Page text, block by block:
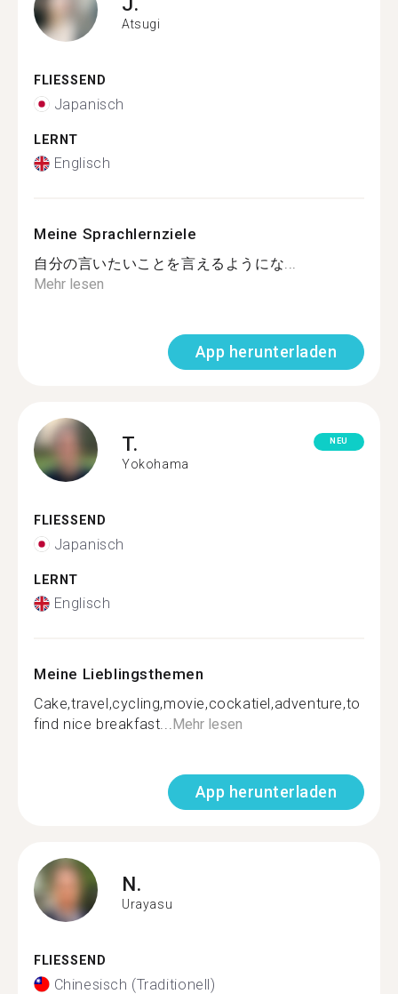
Atsugi
FLIESSEND
Japanisch
LERNT
Englisch
Meine Sprachlernziele
自分の言いたいことを言えるようにな...
Mehr lesen
App herunterladen
T.
Yokohama
NEU
FLIESSEND
Japanisch
LERNT
Englisch
Meine Lieblingsthemen
Cake,travel,cycling,movie,cockatiel,adventure,to
find nice breakfast...Mehr lesen
App herunterladen
N.
Urayasu
FLIESSEND
Chinesisch (Traditionell)